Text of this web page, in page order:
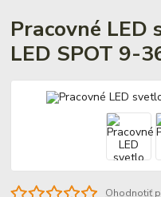
Pracovné
LED SPOT 9-
Ohodnotiť